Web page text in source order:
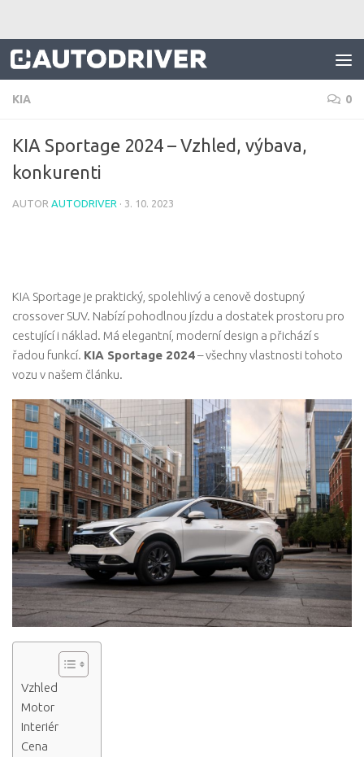
KIA 0
KIA Sportage 2024 – Vzhled, výbava,
konkurenti
AUTOR AUTODRIVER · 3. 10. 2023
KIA Sportage je praktický, spolehlivý a cenově dostupný
crossover SUV. Nabízí pohodlnou jízdu a dostatek prostoru pro
cestující i náklad. Má elegantní, moderní design a přichází s
řadou funkcí. KIA Sportage 2024– všechny vlastnosti tohoto
vozu v našem článku.
Vzhled
Motor
Interiér
Cena